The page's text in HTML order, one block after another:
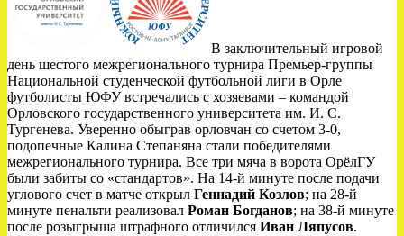
В заключительный игровой
день шестого межрегионального турнира Премьер-группы
Национальной студенческой футбольной лиги в Орле
футболисты ЮФУ встречались с хозяевами – командой
Орловского государственного университета им. И. С.
Тургенева. Уверенно обыграв орловчан со счетом 3-0,
подопечные Калина Степаняна стали победителями
межрегионального турнира. Все три мяча в ворота ОрёлГУ
были забиты со «стандартов». На 14-й минуте после подачи
углового счет в матче открыл Геннадий Козлов; на 28-й
минуте пенальти реализовал Роман Богданов; на 38-й минуте
после розыгрыша штрафного отличился Иван Ляпусов.